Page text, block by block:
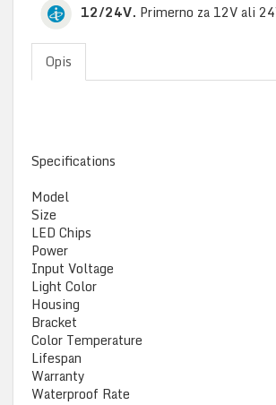
12/24V​. Primerno za 12V ali
Opis
Specifications
Model
Size
LED Chips
Power
Input Voltage
Light Color
Housing
Bracket
Color Temperature
Lifespan
Warranty
Waterproof Rate